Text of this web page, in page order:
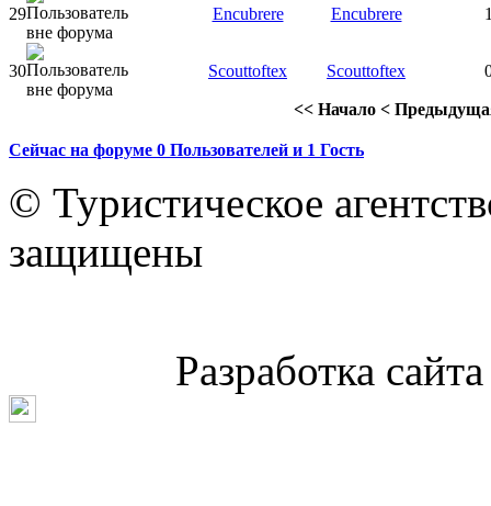
29 Encubrere Encubrere
30 Scouttoftex Scouttoftex
<< Начало <
Сейчас на форуме 0 Пользователей и 1 Гость
© Туристическое
защищены
Разработка